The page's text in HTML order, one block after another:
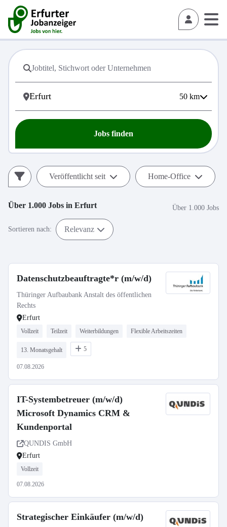
50 km
Jobs finden
Veröffentlicht seit Home-Office
Über 1.000 Jobs in Erfurt Über 1.000 Jobs
Sortieren nach: Relevanz
Datenschutzbeauftragte*r (m/w/d)
Thüringer Aufbaubank Anstalt des öffentlichen
Rechts
Erfurt
Vollzeit Teilzeit Weiterbildungen Flexible Arbeitszeiten
13. Monatsgehalt 5
07.08.2026
IT-Systembetreuer (m/w/d)
Microsoft Dynamics CRM &
Kundenportal
QUNDIS GmbH
Erfurt
Vollzeit
07.08.2026
Strategischer Einkäufer (m/w/d)